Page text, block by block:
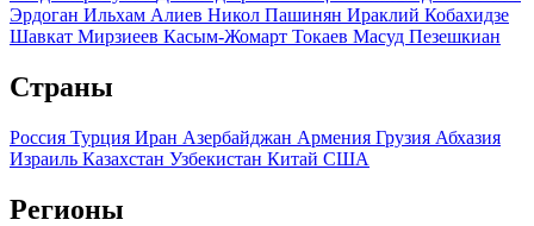
Эрдоган Ильхам Алиев Никол Пашинян Ираклий Кобахидзе
Шавкат Мирзиеев Касым-Жомарт Токаев Масуд Пезешкиан
Страны
Россия Турция Иран Азербайджан Армения Грузия Абхазия
Израиль Казахстан Узбекистан Китай США
Регионы